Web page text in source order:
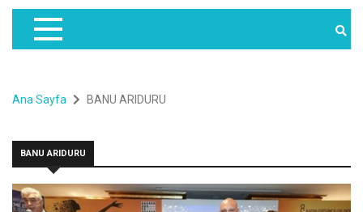
Ana Sayfa BANU ARIDURU
BANU ARIDURU